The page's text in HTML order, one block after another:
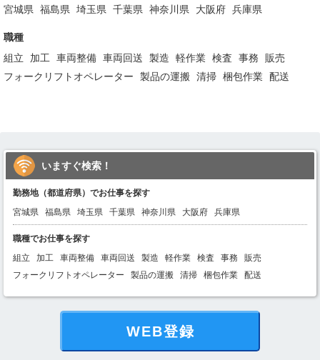
宮城県 福島県 埼玉県 千葉県 神奈川県 大阪府 兵庫県
職種
組立
加工 車両整備 車両回送 製造 軽作業 検査 事務
販売
フォークリフトオペレーター
製品の運搬 清掃 梱包作業 配送
いますぐ検索！
勤務地（都道府県）でお仕事を探す
宮城県
福島県 埼玉県 千葉県 神奈川県 大阪府 兵庫県
職種でお仕事を探す
組立
加工 車両整備 車両回送 製造 軽作業 検査 事務
販売
フォークリフトオペレーター
製品の運搬 清掃 梱包作業 配送
WEB登録